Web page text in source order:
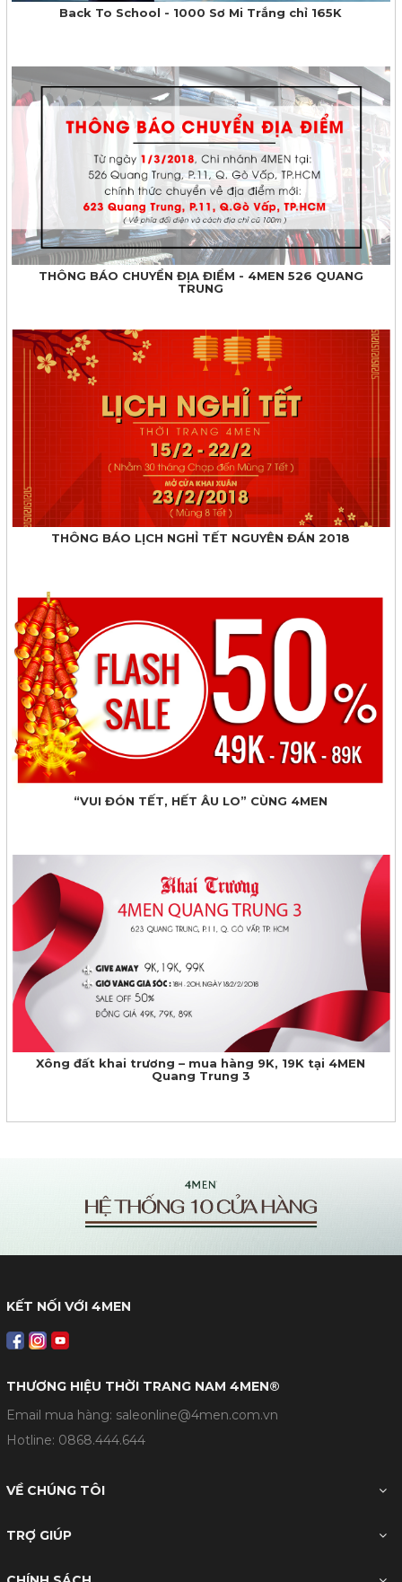
Back To School - 1000 Sơ Mi Trắng chỉ 165K
THÔNG BÁO CHUYỂN ĐỊA ĐIỂM - 4MEN 526 QUANG
TRUNG
THÔNG BÁO LỊCH NGHỈ TẾT NGUYÊN ĐÁN 2018
“VUI ĐÓN TẾT, HẾT ÂU LO” CÙNG 4MEN
Xông đất khai trương – mua hàng 9K, 19K tại 4MEN
Quang Trung 3
KẾT NỐI VỚI 4MEN
THƯƠNG HIỆU THỜI TRANG NAM 4MEN®
Email mua hàng: saleonline@4men.com.vn
Hotline: 0868.444.644
VỀ CHÚNG TÔI
TRỢ GIÚP